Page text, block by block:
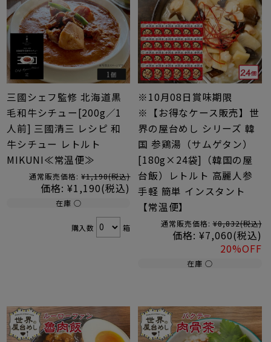
三國シェフ監修 北海道黒
毛和牛シチュー[200g／1
人前] 三國清三 レシピ 和
牛シチュー レトルト
MIKUNI≪常温便≫
通常販売価格: ¥1,198(税込)
価格: ¥1,190(税込)
在庫 ○
購入数 箱
※10月08日賞味期限
※【お得なケース販売】世
界の屋台めし シリーズ 韓
国 参鶏湯（サムゲタン）
[180g×24袋]（韓国の屋
台飯）レトルト 高麗人参
手軽 簡単 インスタント
【常温便】
通常販売価格: ¥8,832(税込)
価格: ¥7,060(税込)
20%OFF
在庫 ○